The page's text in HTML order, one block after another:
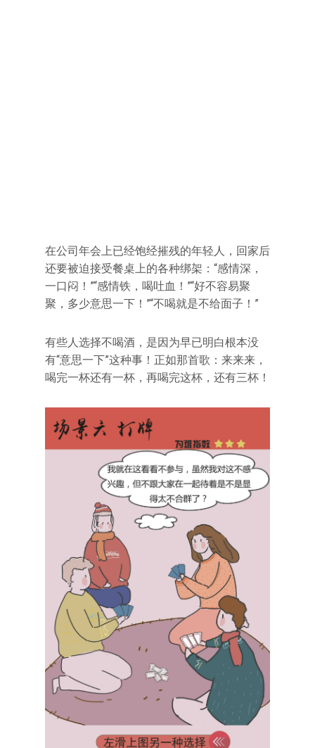
在公司年会上已经饱经摧残的年轻人，回家后
还要被迫接受餐桌上的各种绑架：“感情深，
一口闷！”“感情铁，喝吐血！”“好不容易聚
聚，多少意思一下！”“不喝就是不给面子！”
有些人选择不喝酒，是因为早已明白根本没
有“意思一下”这种事！正如那首歌：来来来，
喝完一杯还有一杯，再喝完这杯，还有三杯！